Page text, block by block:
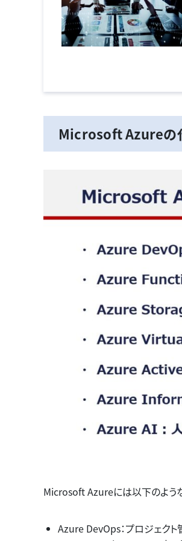
Microsoft Azureの
Microsoft Azureには以下のよう
Azure DevOps：プロジェク